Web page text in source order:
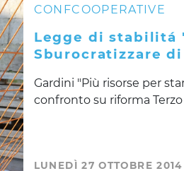
CONFCOOPERATIVE
Legge di stabilitá
Sburocratizzare
Gardini "Più risorse per
confronto su riforma
LUNEDÌ 27 OTTOBRE 2014